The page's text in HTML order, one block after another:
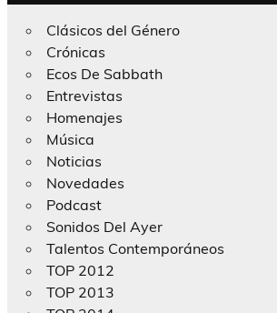
Clásicos del Género
Crónicas
Ecos De Sabbath
Entrevistas
Homenajes
Música
Noticias
Novedades
Podcast
Sonidos Del Ayer
Talentos Contemporáneos
TOP 2012
TOP 2013